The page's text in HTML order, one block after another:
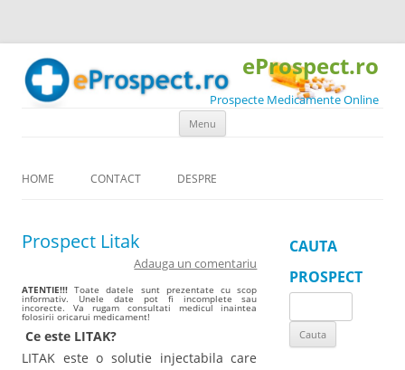
eProspect.ro
Prospecte Medicamente Online
Menu
HOME CONTACT DESPRE
Prospect Litak
Adauga un comentariu
ATENTIE!!! Toate datele sunt prezentate cu scop
informativ. Unele date pot fi incomplete sau
incorecte. Va rugam consultati medicul inaintea
folosirii oricarui medicament!
Ce este LITAK?
LITAK este o solutie injectabila care
CAUTA
PROSPECT
for: